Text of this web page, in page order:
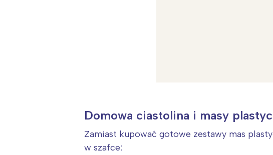
Domowa ciastolina i masy
Zamiast kupować gotowe zestawy mas
w szafce: